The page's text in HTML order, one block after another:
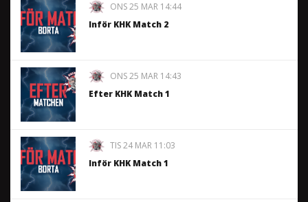
ONS 25 MAR 14:44
Inför KHK Match 2
ONS 25 MAR 14:43
Efter KHK Match 1
TIS 24 MAR 11:03
Inför KHK Match 1